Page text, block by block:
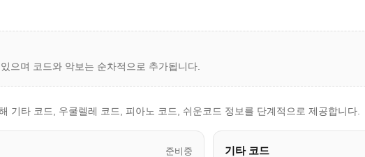
으며 코드와 악보는 순차적으로 추가됩니다.
기타 코드, 우쿨렐레 코드, 피아노 코드, 쉬운코드 정보를 단계적으로 제공합니다.
준비중 기타 코드